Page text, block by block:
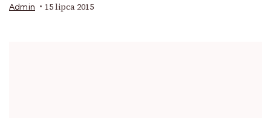
Admin 15 lipca 2015